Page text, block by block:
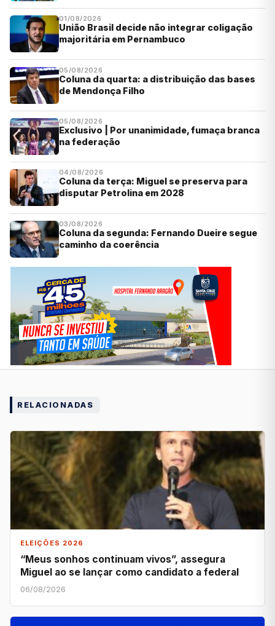
01/08/2026
União Brasil decide não integrar coligação
majoritária em Pernambuco
05/08/2026
Coluna da quarta: a distribuição das bases
de Mendonça Filho
05/08/2026
Exclusivo | Por unanimidade, fumaça branca
na federação
04/08/2026
Coluna da terça: Miguel se preserva para
disputar Petrolina em 2028
03/08/2026
Coluna da segunda: Fernando Dueire segue
caminho da coerência
RELACIONADAS
ELEIÇÕES 2026
“Meus sonhos continuam vivos”, assegura
Miguel ao se lançar como candidato a federal
06/08/2026